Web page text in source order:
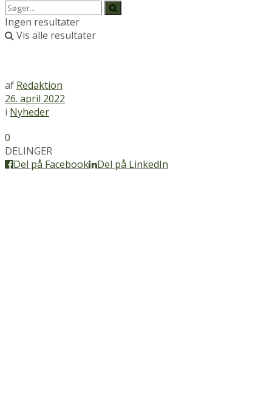
Ingen resultater
Vis alle resultater
af Redaktion
26. april 2022
i Nyheder
0
DELINGER
Del på Facebook
Del på LinkedIn